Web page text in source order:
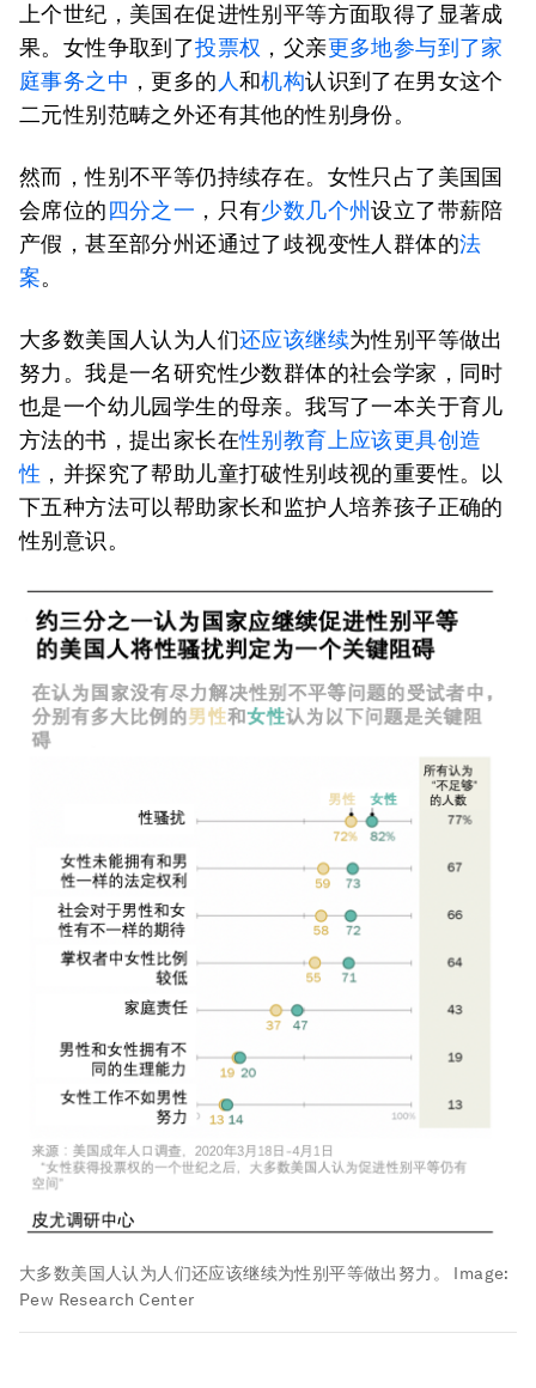
上个世纪，美国在促进性别平等方面取得了显著成
果。女性争取到了投票权 ，父亲更多地参与到了家
庭事务之中 ，更多的 人和机构认识到了在男女这个
二元性别范畴之外还有其他的性别身份。
然而，性别不平等仍持续存在。女性只占了美国国
会席位的四分之一 ，只有少数几个州设立了带薪陪
产假，甚至部分州还通过了歧视变性人群体的法
案。
大多数美国人认为人们还应该继续为性别平等做出
努力。我是一名研究性少数群体的社会学家，同时
也是一个幼儿园学生的母亲。我写了一本关于育儿
方法的书，提出家长在性别教育上应该更具创造
性 ，并探究了帮助儿童打破性别歧视的重要性。以
下五种方法可以帮助家长和监护人培养孩子正确的
性别意识。
大多数美国人认为人们还应该继续为性别平等做出努力。
Image:
Pew Research Center